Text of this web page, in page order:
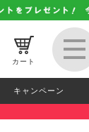
カート
キャンペーン